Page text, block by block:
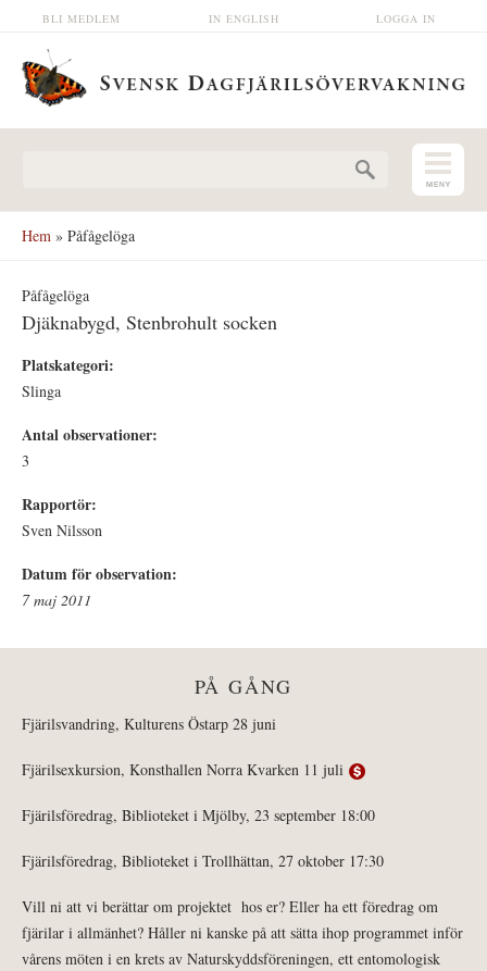
Hoppa till huvudinnehåll LOGGA IN
IN ENGLISH
BLI MEDLEM
Hem » Påfågelöga
Påfågelöga
Djäknabygd, Stenbrohult socken
Platskategori:
Slinga
Antal observationer:
3
Rapportör:
Sven Nilsson
Datum för observation:
7 maj 2011
PÅ GÅNG
Fjärilsvandring, Kulturens Östarp 28 juni
Fjärilsexkursion, Konsthallen Norra Kvarken 11 juli
Fjärilsföredrag, Biblioteket i Mjölby, 23 september 18:00
Fjärilsföredrag, Biblioteket i Trollhättan, 27 oktober 17:30
Vill ni att vi berättar om projektet hos er? Eller ha ett föredrag om
fjärilar i allmänhet? Håller ni kanske på att sätta ihop programmet inför
vårens möten i en krets av Naturskyddsföreningen, ett entomologisk